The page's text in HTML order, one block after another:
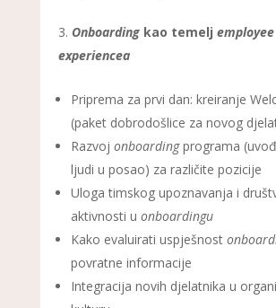
Onboardingkao temelj employee
experiencea
Priprema za prvi dan: kreiranje
(paket dobrodošlice za novog
Razvoj onboardingprograma
ljudi u posao) za različite pozicije
Uloga timskog upoznavanja i
aktivnosti u onboardingu
Kako evaluirati uspješnost
povratne informacije
Integracija novih djelatnika u